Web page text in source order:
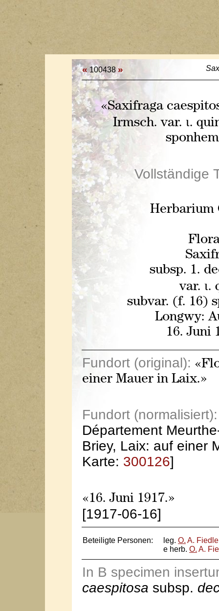
« 100438 »
«Saxifraga
Irmsch. var. ι.
Vollständige
Herbarium
subsp. 1.
var. ι.
subvar. (f. 16)
Longwy:
16. Juni
Fundort (original):
einer Mauer in Laix.»
Fundort (normalisiert):
Département
Briey, Laix: auf einer
Karte: 300126]
«16. Juni 1917.»
[1917-06-16]
Beteiligte Personen: leg. O. A.
e herb. O. A.
In B specimen
caespitosa subsp.